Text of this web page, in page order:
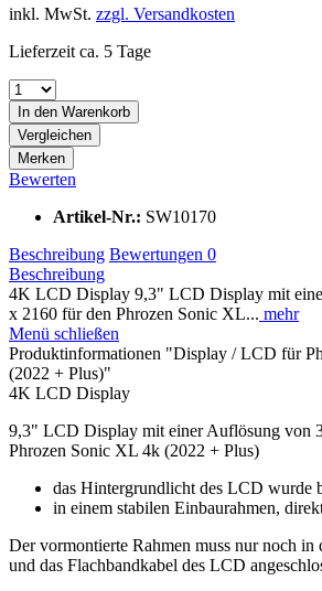
inkl. MwSt. zzgl. Versandkosten
Lieferzeit ca. 5 Tage
In den Warenkorb
Vergleichen
Merken
Bewerten
Artikel-Nr.: SW10170
Beschreibung Bewertungen 0
Beschreibung
4K LCD Display 9,3" LCD Display mit
x 2160 für den Phrozen Sonic XL... mehr
Menü schließen
Produktinformationen "Display / LCD für
(2022 + Plus)"
4K LCD Display
9,3" LCD Display mit einer Auflösung von
Phrozen Sonic XL 4k (2022 + Plus)
das Hintergrundlicht des LCD wurde
in einem stabilen Einbaurahmen,
Der vormontierte Rahmen muss nur noch in
und das Flachbandkabel des LCD